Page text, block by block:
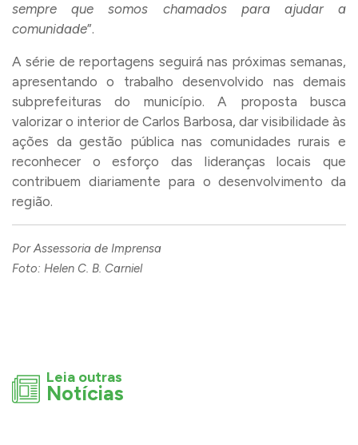
sempre que somos chamados para ajudar a
comunidade”.
A série de reportagens seguirá nas próximas semanas,
apresentando o trabalho desenvolvido nas demais
subprefeituras do município. A proposta busca
valorizar o interior de Carlos Barbosa, dar visibilidade às
ações da gestão pública nas comunidades rurais e
reconhecer o esforço das lideranças locais que
contribuem diariamente para o desenvolvimento da
região.
Por Assessoria de Imprensa
Foto: Helen C. B. Carniel
Leia outras
Notícias